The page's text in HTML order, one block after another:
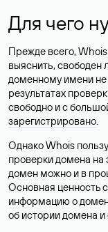
Для чего
Прежде всего,
выяснить,
доменному имени не
результатах
свободно и с
зарегистрировано.
Однако Whois
проверки домена на
домен можно и в
Основная ценность
информацию о
об истории домена и